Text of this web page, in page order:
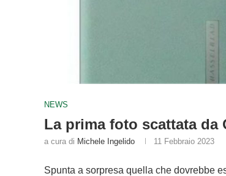
NEWS
La prima foto scattata da
a cura di Michele Ingelido 11 Febbraio 2023
Spunta a sorpresa quella che dovrebbe